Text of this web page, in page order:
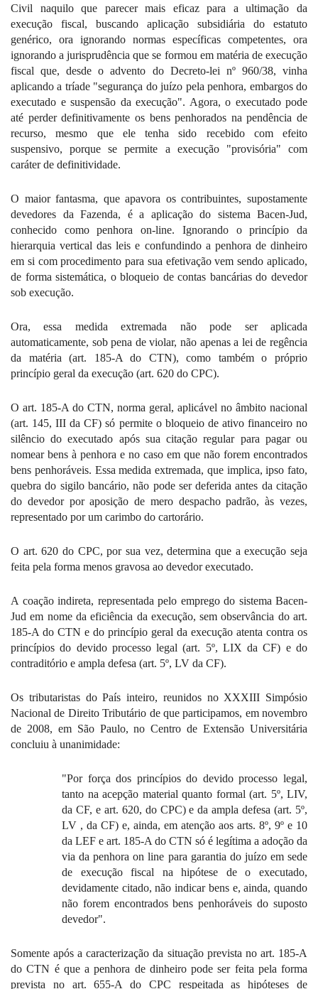
Civil naquilo que parecer mais eficaz para a ultimação da
execução fiscal, buscando aplicação subsidiária do estatuto
genérico, ora ignorando normas específicas competentes, ora
ignorando a jurisprudência que se formou em matéria de execução
fiscal que, desde o advento do Decreto-lei nº 960/38, vinha
aplicando a tríade "segurança do juízo pela penhora, embargos do
executado e suspensão da execução". Agora, o executado pode
até perder definitivamente os bens penhorados na pendência de
recurso, mesmo que ele tenha sido recebido com efeito
suspensivo, porque se permite a execução "provisória" com
caráter de definitividade.
O maior fantasma, que apavora os contribuintes, supostamente
devedores da Fazenda, é a aplicação do sistema Bacen-Jud,
conhecido como penhora on-line. Ignorando o princípio da
hierarquia vertical das leis e confundindo a penhora de dinheiro
em si com procedimento para sua efetivação vem sendo aplicado,
de forma sistemática, o bloqueio de contas bancárias do devedor
sob execução.
Ora, essa medida extremada não pode ser aplicada
automaticamente, sob pena de violar, não apenas a lei de regência
da matéria (art. 185-A do CTN), como também o próprio
princípio geral da execução (art. 620 do CPC).
O art. 185-A do CTN, norma geral, aplicável no âmbito nacional
(art. 145, III da CF) só permite o bloqueio de ativo financeiro no
silêncio do executado após sua citação regular para pagar ou
nomear bens à penhora e no caso em que não forem encontrados
bens penhoráveis. Essa medida extremada, que implica, ipso fato,
quebra do sigilo bancário, não pode ser deferida antes da citação
do devedor por aposição de mero despacho padrão, às vezes,
representado por um carimbo do cartorário.
O art. 620 do CPC, por sua vez, determina que a execução seja
feita pela forma menos gravosa ao devedor executado.
A coação indireta, representada pelo emprego do sistema Bacen-
Jud em nome da eficiência da execução, sem observância do art.
185-A do CTN e do princípio geral da execução atenta contra os
princípios do devido processo legal (art. 5º, LIX da CF) e do
contraditório e ampla defesa (art. 5º, LV da CF).
Os tributaristas do País inteiro, reunidos no XXXIII Simpósio
Nacional de Direito Tributário de que participamos, em novembro
de 2008, em São Paulo, no Centro de Extensão Universitária
concluiu à unanimidade:
"Por força dos princípios do devido processo legal,
tanto na acepção material quanto formal (art. 5º, LIV,
da CF, e art. 620, do CPC) e da ampla defesa (art. 5º,
LV , da CF) e, ainda, em atenção aos arts. 8º, 9º e 10
da LEF e art. 185-A do CTN só é legítima a adoção da
via da penhora on line para garantia do juízo em sede
de execução fiscal na hipótese de o executado,
devidamente citado, não indicar bens e, ainda, quando
não forem encontrados bens penhoráveis do suposto
devedor".
Somente após a caracterização da situação prevista no art. 185-A
do CTN é que a penhora de dinheiro pode ser feita pela forma
prevista no art. 655-A do CPC respeitada as hipóteses de